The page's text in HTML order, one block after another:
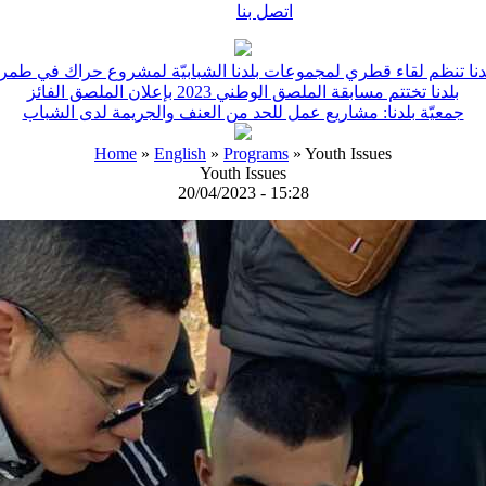
اتصل بنا
تنظم لقاء قطري لمجموعات بلدنا الشبابيّة لمشروع حراك في
بلدنا تختتم مسابقة الملصق الوطني 2023 بإعلان الملصق الفائز
جمعيّة بلدنا: مشاريع عمل للحد من العنف والجريمة لدى الشباب
Home » English » Programs » Youth Issues
Youth Issues
20/04/2023 - 15:28